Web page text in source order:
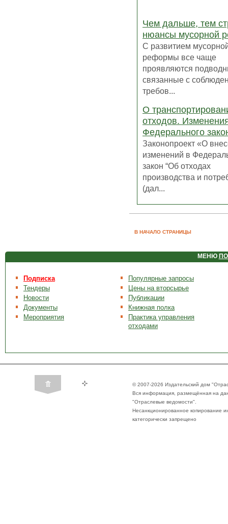
Чем дальше, тем
нюансы мусорной
С развитием
реформы все чаще
проявляются
связанные с
требов...
О
отходов.
Федерального
Законопроект «О
изменений в
закон “Об отходах
производства и
(дал...
В НАЧАЛО СТРАНИЦЫ
МЕНЮ
Подписка
Тендеры
Новости
Документы
Мероприятия
Популярные запросы
Цены на вторсырье
Публикации
Книжная полка
Практика управления
отходами
© 2007-2026 Издательский дом
Вся информация, размещённая на
"Отраслевые ведомости".
Несанкционированное копирование
категорически запрещено